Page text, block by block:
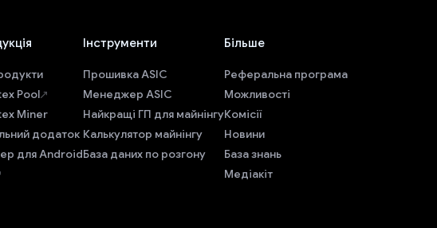
Pool
Miner
додаток
для Android
Інструменти
Прошивка ASIC
Менеджер ASIC
Найкращі ГП для майнінгу
Калькулятор майнінгу
База даних по розгону
Більше
Реферальна програма
Можливості
Комісії
Новини
База знань
Медіакіт